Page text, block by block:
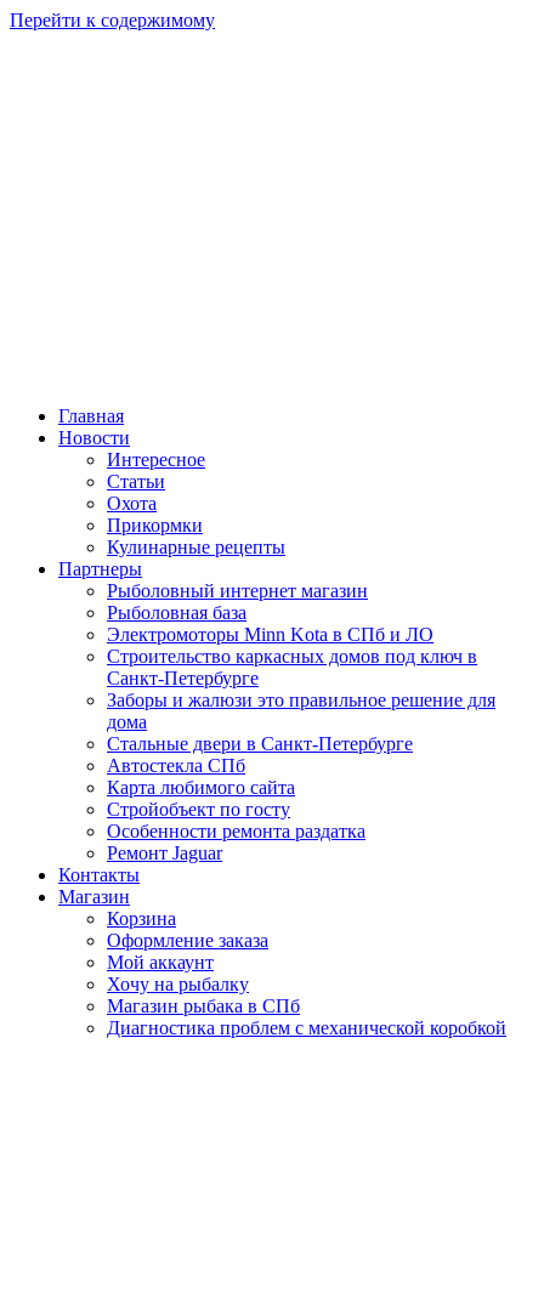
Перейти к содержимому
Главная
Новости
Интересное
Статьи
Охота
Прикормки
Кулинарные рецепты
Партнеры
Рыболовный интернет магазин
Рыболовная база
Электромоторы Minn Kota в СПб и ЛО
Строительство каркасных домов под ключ в
Санкт-Петербурге
Заборы и жалюзи это правильное решение для
дома
Стальные двери в Санкт-Петербурге
Автостекла СПб
Карта любимого сайта
Стройобъект по госту
Особенности ремонта раздатка
Ремонт Jaguar
Контакты
Магазин
Корзина
Оформление заказа
Мой аккаунт
Хочу на рыбалку
Магазин рыбака в СПб
Диагностика проблем с механической коробкой